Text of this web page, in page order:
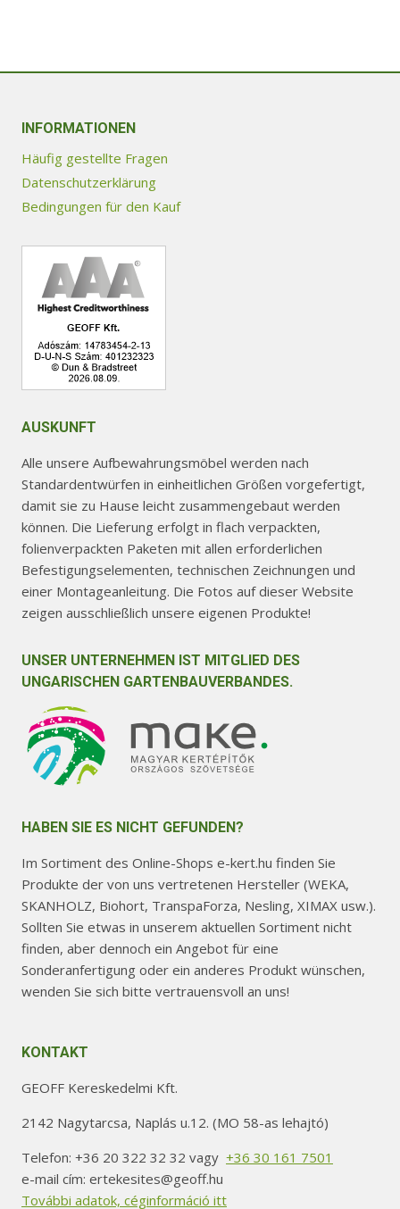
auf
Produktseite
werden
INFORMATIONEN
Häufig gestellte Fragen
Datenschutzerklärung
Bedingungen für den Kauf
AUSKUNFT
Alle unsere Aufbewahrungsmöbel werden nach
Standardentwürfen in einheitlichen Größen vorgefertigt,
damit sie zu Hause leicht zusammengebaut werden
können. Die Lieferung erfolgt in flach verpackten,
folienverpackten Paketen mit allen erforderlichen
Befestigungselementen, technischen Zeichnungen und
einer Montageanleitung. Die Fotos auf dieser Website
zeigen ausschließlich unsere eigenen Produkte!
UNSER UNTERNEHMEN IST MITGLIED DES
UNGARISCHEN GARTENBAUVERBANDES.
HABEN SIE ES NICHT GEFUNDEN?
Im Sortiment des Online-Shops e-kert.hu finden Sie
Produkte der von uns vertretenen Hersteller (WEKA,
SKANHOLZ, Biohort, TranspaForza, Nesling, XIMAX usw.).
Sollten Sie etwas in unserem aktuellen Sortiment nicht
finden, aber dennoch ein Angebot für eine
Sonderanfertigung oder ein anderes Produkt wünschen,
wenden Sie sich bitte vertrauensvoll an uns!
KONTAKT
GEOFF Kereskedelmi Kft.
2142 Nagytarcsa, Naplás u.12. (MO 58-as lehajtó)
Telefon: +36 20 322 32 32 vagy +36 30 161 7501
e-mail cím: ertekesites@geoff.hu
További adatok, céginformáció itt